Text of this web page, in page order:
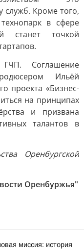
служб. Кроме того,
в сфере
станет точкой
Соглашение
Ильёй
проекта «Бизнес-
на принципах
и призвана
талантов в
Оренбургской
Оренбуржья"
миссия: история